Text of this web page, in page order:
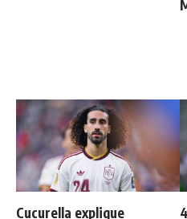
Cucurella explique